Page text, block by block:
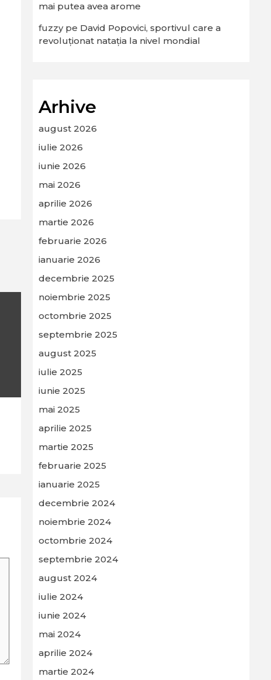
mai putea avea arome
fuzzype David Popovici, sportivul care a
revoluționat natația la nivel mondial
Arhive
august 2026
iulie 2026
iunie 2026
mai 2026
aprilie 2026
martie 2026
februarie 2026
ianuarie 2026
decembrie 2025
noiembrie 2025
octombrie 2025
septembrie 2025
august 2025
iulie 2025
iunie 2025
mai 2025
aprilie 2025
martie 2025
februarie 2025
ianuarie 2025
decembrie 2024
noiembrie 2024
octombrie 2024
septembrie 2024
august 2024
iulie 2024
iunie 2024
mai 2024
aprilie 2024
martie 2024